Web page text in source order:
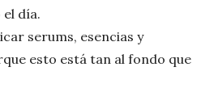
día.
serums, esencias y
esto está tan al fondo que